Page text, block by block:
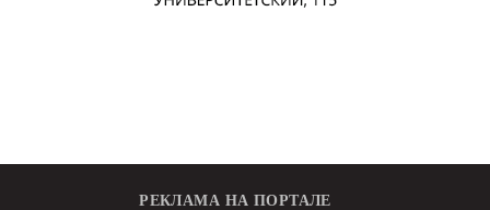
РЕКЛАМА НА ПОРТАЛЕ